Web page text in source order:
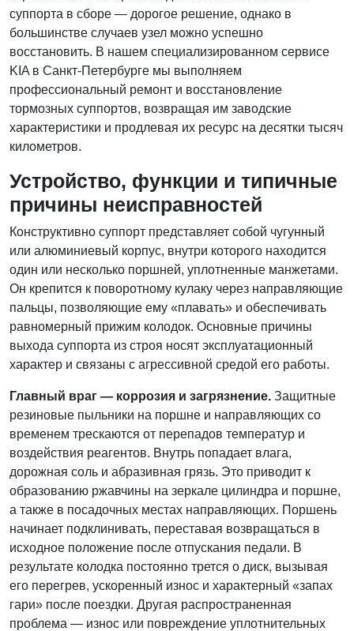
суппорта в сборе — дорогое решение, однако в
большинстве случаев узел можно успешно
восстановить. В нашем специализированном сервисе
KIA в Санкт-Петербурге мы выполняем
профессиональный ремонт и восстановление
тормозных суппортов, возвращая им заводские
характеристики и продлевая их ресурс на десятки тысяч
километров.
Устройство, функции и типичные
причины неисправностей
Конструктивно суппорт представляет собой чугунный
или алюминиевый корпус, внутри которого находится
один или несколько поршней, уплотненные манжетами.
Он крепится к поворотному кулаку через направляющие
пальцы, позволяющие ему «плавать» и обеспечивать
равномерный прижим колодок. Основные причины
выхода суппорта из строя носят эксплуатационный
характер и связаны с агрессивной средой его работы.
Главный враг — коррозия и загрязнение. Защитные
резиновые пыльники на поршне и направляющих со
временем трескаются от перепадов температур и
воздействия реагентов. Внутрь попадает влага,
дорожная соль и абразивная грязь. Это приводит к
образованию ржавчины на зеркале цилиндра и поршне,
а также в посадочных местах направляющих. Поршень
начинает подклинивать, переставая возвращаться в
исходное положение после отпускания педали. В
результате колодка постоянно трется о диск, вызывая
его перегрев, ускоренный износ и характерный «запах
гари» после поездки. Другая распространенная
проблема — износ или повреждение уплотнительных